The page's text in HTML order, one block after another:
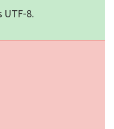
UTF-8.